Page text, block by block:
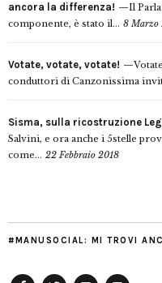
ancora la differenza!
Il
componente, è stato il... 8 Marzo
Votate, votate, votate!
conduttori di Canzonissima
Sisma, sulla ricostruzione
Salvini, e ora anche i 5stelle
come... 22 Febbraio 2018
#MANUSOCIAL: MI TROVI